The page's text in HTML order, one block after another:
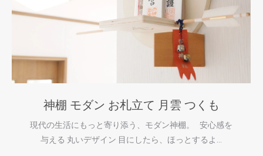
神棚 モダン お札立て 月雲 つくも
現代の生活にもっと寄り添う、モダン神棚。 安心感を
与える 丸いデザイン 目にしたら、ほっとするよ…